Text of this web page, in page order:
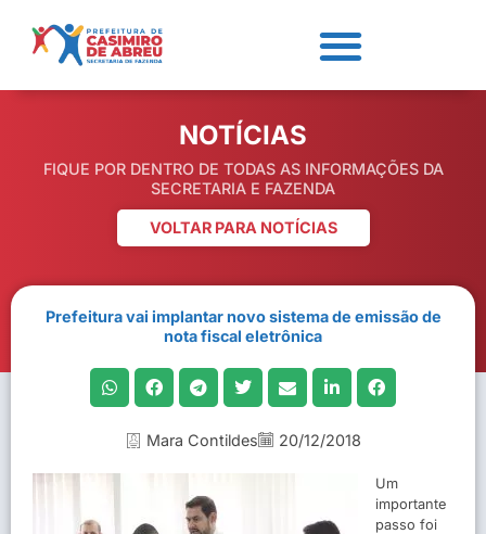
NOTÍCIAS
FIQUE POR DENTRO DE TODAS AS INFORMAÇÕES DA
SECRETARIA E FAZENDA
VOLTAR PARA NOTÍCIAS
Prefeitura vai implantar novo sistema de emissão de
nota fiscal eletrônica
Mara Contildes 20/12/2018
Um
importante
passo foi